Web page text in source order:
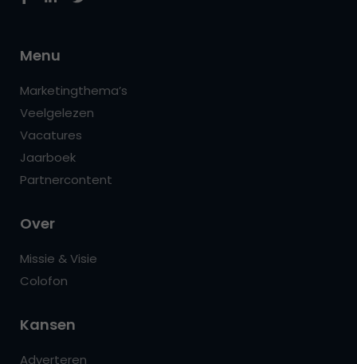
Menu
Marketingthema’s
Veelgelezen
Vacatures
Jaarboek
Partnercontent
Over
Missie & Visie
Colofon
Kansen
Adverteren